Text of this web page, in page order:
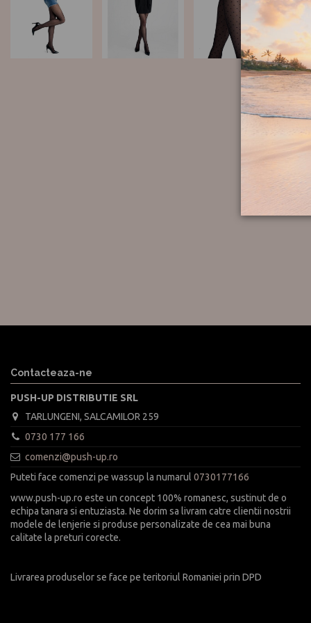
Contacteaza-ne
PUSH-UP DISTRIBUTIE SRL
TARLUNGENI, SALCAMILOR 259
0730 177 166
comenzi@push-up.ro
Puteti face comenzi pe wassup la numarul 0730177166
www.push-up.ro este un concept 100% romanesc, sustinut de o
echipa tanara si entuziasta. Ne dorim sa livram catre clientii nostrii
modele de lenjerie si produse personalizate de cea mai buna
calitate la preturi corecte.
Livrarea produselor se face pe teritoriul Romaniei prin DPD